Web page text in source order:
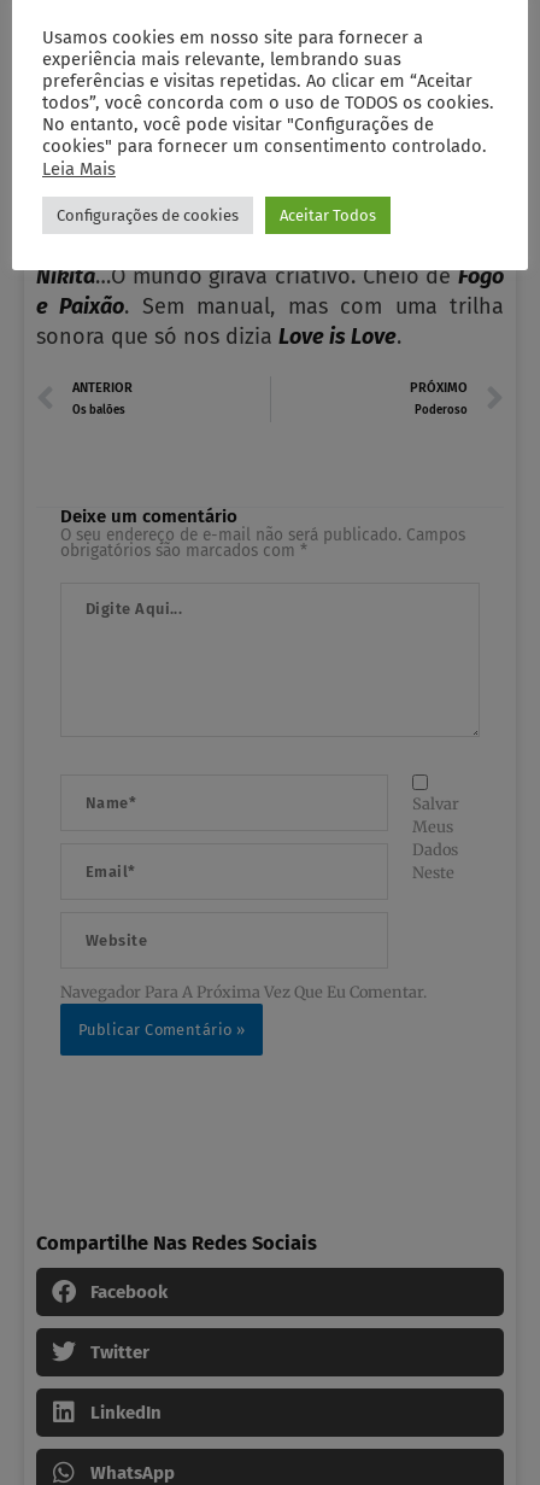
Por você, 1985, muitos dizemI Can Wait Forever
I’mMissing You.Forever Young . Eles querem
ouvir sempre seuShout. São os adolescentes
de então que mais te pedemYour Latest Trick
Mas naquele ano do nascimento, foram as
mães que disseram para os pais I’m
Nikita…O mundo girava criativo. Cheio deFogo
e Paixão. Sem manual, mas com uma trilha
sonora que só nos dizia Love is Love.
Prev
ANTERIOR
Os balões
PRÓXIMO
Poderoso
Deixe um comentário
O seu endereço de e-mail não será publicado. Campos
obrigatórios são marcados com *
Aqui...
Salvar
Meus
Dados
Neste
Navegador Para A Próxima Vez Que Eu Comentar.
Compartilhe Nas Redes Sociais
Facebook
Twitter
LinkedIn
WhatsApp
Usamos cookies em nosso site para fornecer a
experiência mais relevante, lembrando suas
preferências e visitas repetidas. Ao clicar em “Aceitar
todos”, você concorda com o uso de TODOS os cookies.
No entanto, você pode visitar "Configurações de
cookies" para fornecer um consentimento controlado.
Leia Mais
Configurações de cookies Aceitar Todos